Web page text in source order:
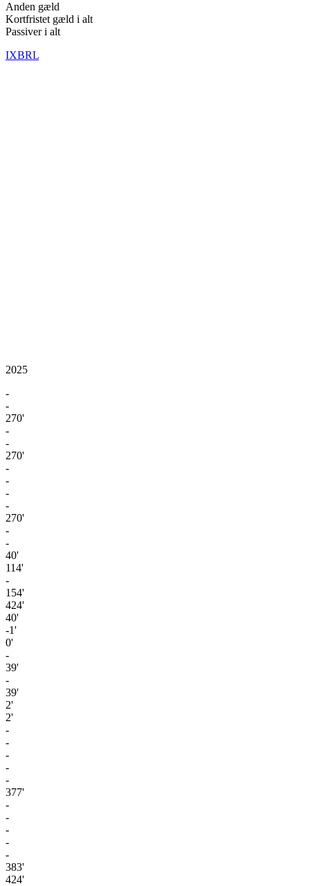
Anden gæld
Kortfristet gæld i alt
Passiver i alt
IXBRL
2025
-
-
270'
-
-
270'
-
-
-
-
270'
-
-
40'
114'
-
154'
424'
40'
-1'
0'
-
39'
-
39'
2'
2'
-
-
-
-
-
377'
-
-
-
-
-
383'
424'